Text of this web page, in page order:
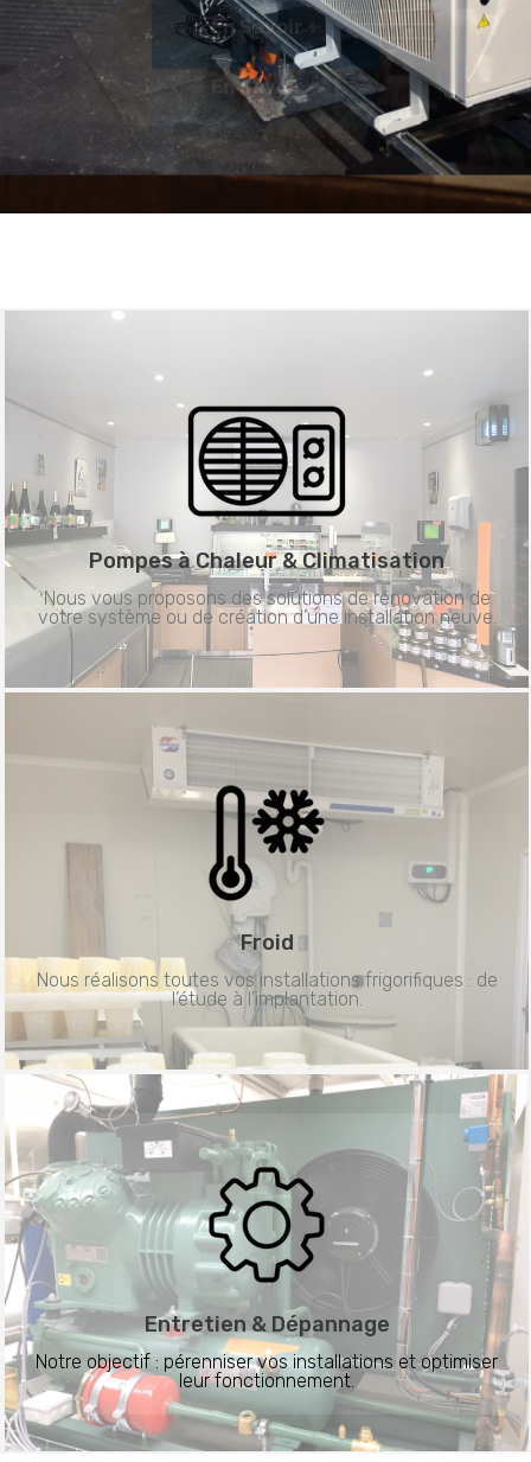
En Savoir +
Pompes à Chaleur &Climatisation
Nous vous proposons des solutions de rénovation de
votre système ou de création d’une installation neuve.
Froid
Nous réalisons toutes vos installations frigorifiques : de
l’étude à l’implantation.
Entretien & Dépannage
Notre objectif : pérenniser vos installations et optimiser
leur fonctionnement.